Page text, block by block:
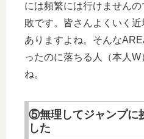
には頻繁には行けません
敗です。皆さんよくいく
ありますよね。そんな
ったのに落ちる人（本人
ね。
⑤無理してジャンプに
した